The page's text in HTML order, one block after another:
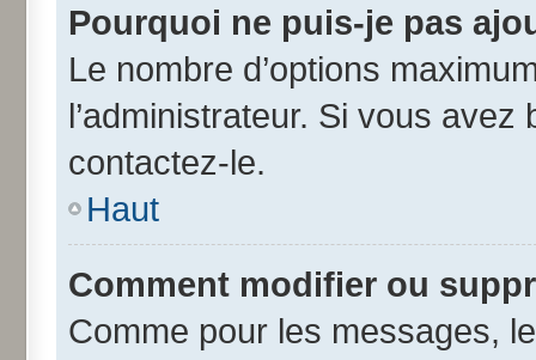
Pourquoi ne puis-je pas
Le nombre d’options
l’administrateur. Si vous avez
contactez-le.
Haut
Comment modifier ou
Comme pour les messages,